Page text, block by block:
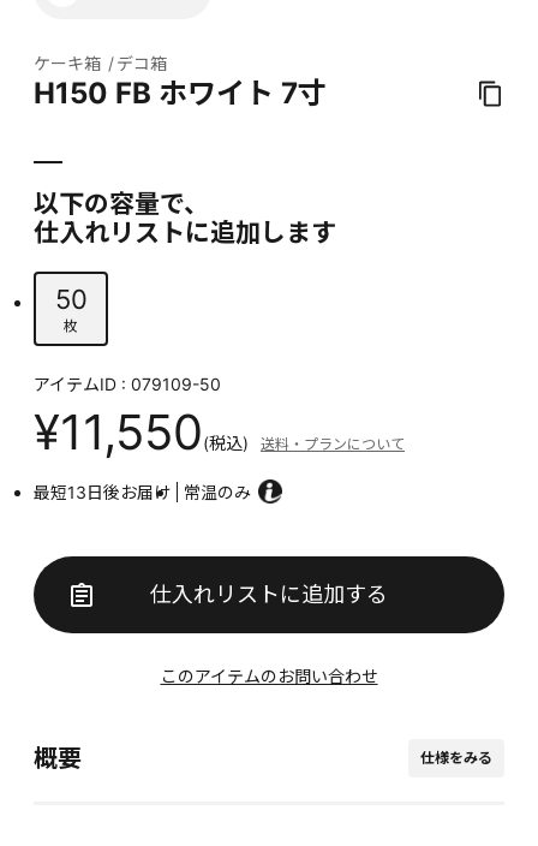
ケーキ箱 デコ箱
H150 FB ホワイト 7寸
以下の容量で、
仕入れリストに追加します
50
枚
アイテムID : 079109-50
¥11,550(税込) 送料・プランについて
最短13日後お届け 常温のみ
仕入れリストに追加する
このアイテムのお問い合わせ
概要 仕様をみる